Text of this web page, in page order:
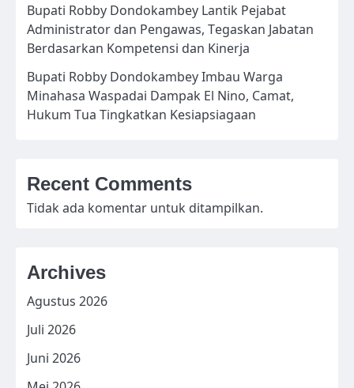
Bupati Robby Dondokambey Lantik Pejabat
Administrator dan Pengawas, Tegaskan Jabatan
Berdasarkan Kompetensi dan Kinerja
Bupati Robby Dondokambey Imbau Warga
Minahasa Waspadai Dampak El Nino, Camat,
Hukum Tua Tingkatkan Kesiapsiagaan
Recent Comments
Tidak ada komentar untuk ditampilkan.
Archives
Agustus 2026
Juli 2026
Juni 2026